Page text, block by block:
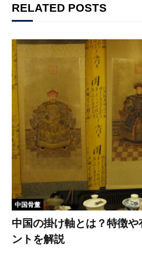
RELATED POSTS
中国骨董
中国の掛け軸とは？特徴
ントを解説